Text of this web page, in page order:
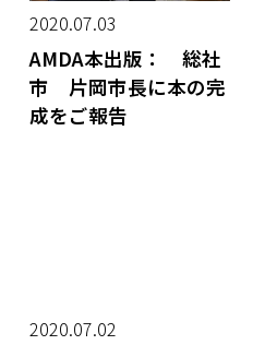
2020.07.03
AMDA本出版： 総社
市 片岡市長に本の完
成をご報告
2020.07.02